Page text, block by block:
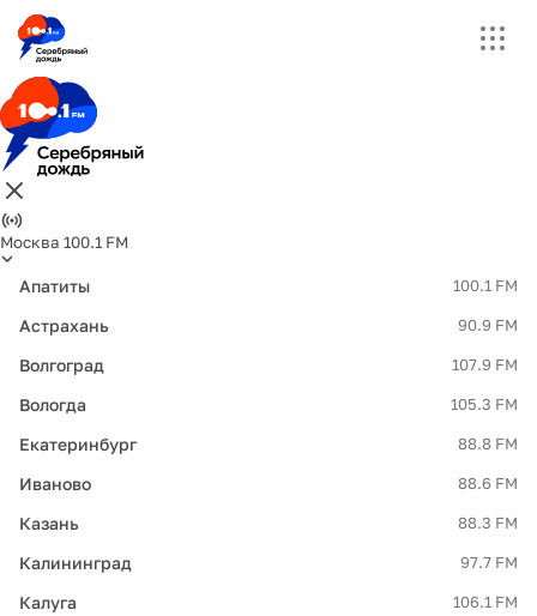
Москва 100.1 FM
Апатиты 100.1 FM
Астрахань 90.9 FM
Волгоград 107.9 FM
Вологда 105.3 FM
Екатеринбург 88.8 FM
Иваново 88.6 FM
Казань 88.3 FM
Калининград 97.7 FM
Калуга 106.1 FM